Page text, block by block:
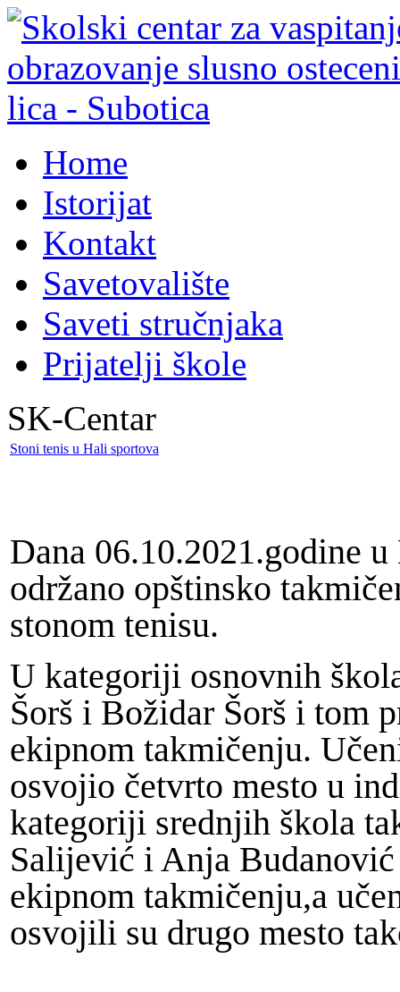
Home
Istorijat
Kontakt
Savetovalište
Saveti stručnjaka
Prijatelji škole
SK-Centar
Stoni tenis u Hali sportova
Dana 06.10.2021.godine
održano opštinsko
stonom tenisu.
U kategoriji osnovnih
Šorš i Božidar Šorš i tom
ekipnom takmičenju.
osvojio četvrto mesto u
kategoriji srednjih škola
Salijević i Anja
ekipnom takmičenju,a
osvojili su drugo mesto